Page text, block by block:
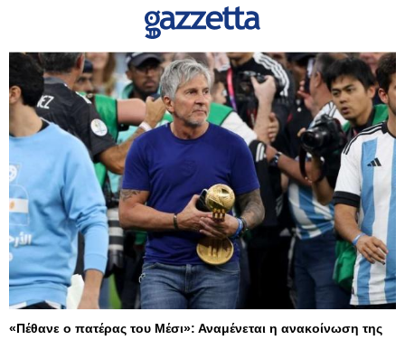
«Πέθανε ο πατέρας του Μέσι»: Αναμένεται η ανακοίνωση της